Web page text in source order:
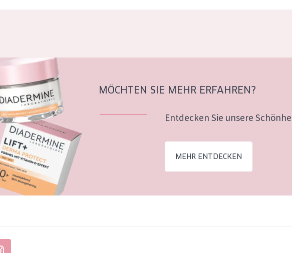
MÖCHTEN SIE MEHR ERFAHREN?
Entdecken Sie unsere
MEHR ENTDECKEN